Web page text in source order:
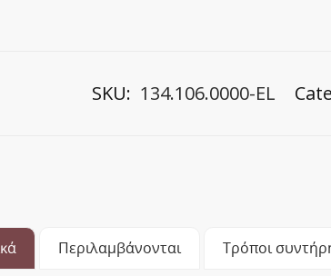
SKU: 134.106.0000-EL
Περιλαμβάνονται Τρόποι